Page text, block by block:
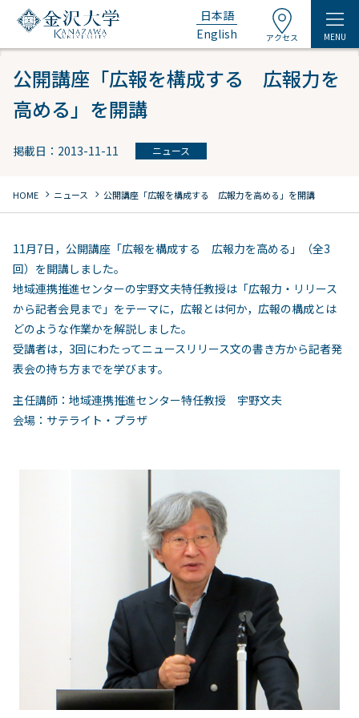
日本語
English
アクセス MENU
公開講座「広報を構成する 広報力を
高める」を開講
掲載日：2013-11-11 ニュース
HOME chevron_right ニュース chevron_right 公開講座「広報を構成する 広報力を高める」を開講
11月7日，公開講座「広報を構成する 広報力を高める」（全3
回）を開講しました。
地域連携推進センターの宇野文夫特任教授は「広報力・リリース
から記者会見まで」をテーマに，広報とは何か，広報の構成とは
どのような作業かを解説しました。
受講者は，3回にわたってニュースリリース文の書き方から記者発
表会の持ち方までを学びます。
主任講師：地域連携推進センター特任教授 宇野文夫
会場：サテライト・プラザ